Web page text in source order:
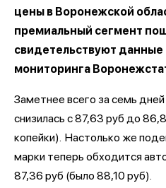
цены в Воронежской
премиальный сегмент
свидетельствуют
мониторинга
Заметнее всего за семь
снизилась с 87,63 руб до
копейки). Настолько же
марки теперь обходится
87,36 руб (было 88,10 руб).